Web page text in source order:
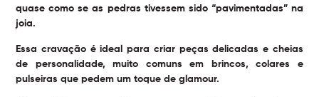
quase como se as pedras tivessem sido “pavimentadas” na
joia.
Essa cravação é ideal para criar peças delicadas e cheias
de personalidade, muito comuns em brincos, colares e
pulseiras que pedem um toque de glamour.